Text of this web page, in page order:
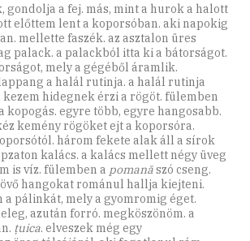
gondolja a fej. más, mint a hurok a halott
előttem lent a koporsóban. aki napokig
mellette faszék. az asztalon üres
palack. a palackból itta ki a bátorságot.
mely a gégéből áramlik.
a halál rutinja. a halál rutinja
kezem hidegnek érzi a rögöt. fülemben
kopogás. egyre több, egyre hangosabb.
kemény rögöket ejt a koporsóra.
három fekete alak áll a sírok
kalács. a kalács mellett négy üveg
is víz. fülemben a pomanăszó cseng.
hangokat románul hallja kiejteni.
pálinkát, mely a gyomromig éget.
azután forró. megköszönöm. a
țuica. elveszek még egy